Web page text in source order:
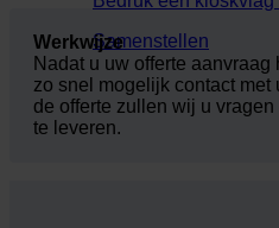
Samenstellen
Werkwijze
Nadat u uw offerte
zo snel mogelijk contact met
de offerte zullen wij u
te leveren.